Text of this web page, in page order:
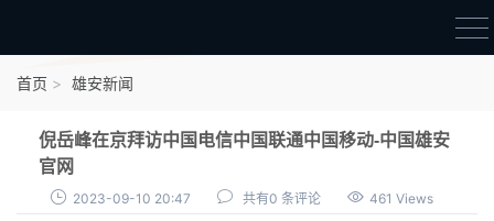
审核通过公示
首页 雄安新闻
倪岳峰在京拜访中国电信中国联通中国移动-中国雄安
官网
2023-09-10 20:47 共有0 条评论 461 Views